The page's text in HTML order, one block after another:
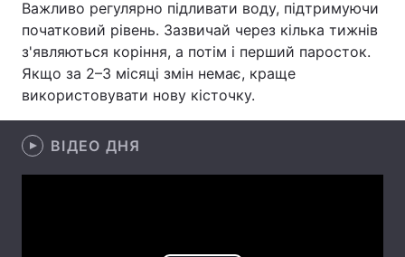
Лонгріди
Відео з Youtube Статті
Архів
Важливо регулярно підливати воду, підтримуючи
початковий рівень. Зазвичай через кілька тижнів
з'являються коріння, а потім і перший паросток.
Якщо за 2–3 місяці змін немає, краще
використовувати нову кісточку.
ВІДЕО ДНЯ